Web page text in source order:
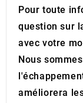
Pour toute
question sur
avec votre
Nous
améliorera